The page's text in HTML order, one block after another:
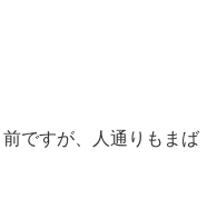
ですが、人通りもまば